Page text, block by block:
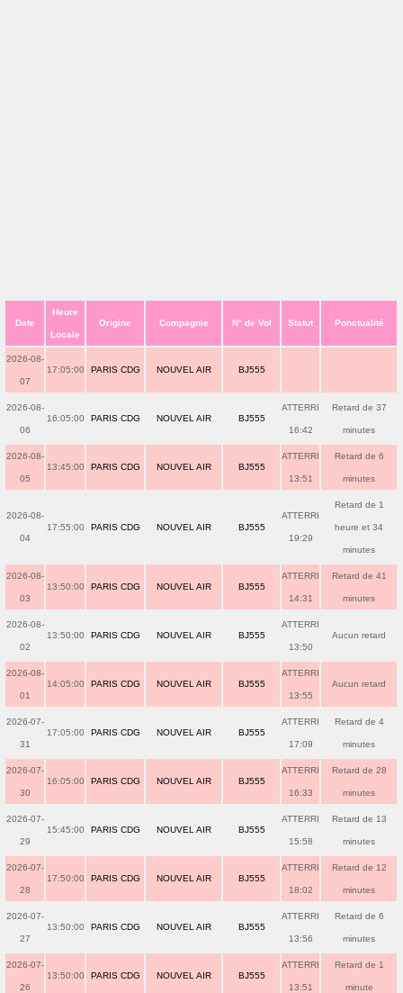
Date
Heure
Locale
Origine Compagnie N° de Vol Statut Ponctualité
2026-08-
07
17:05:00 PARIS CDG NOUVEL AIR BJ555
2026-08-
06
16:05:00 PARIS CDG NOUVEL AIR BJ555
ATTERRI
16:42
Retard de 37
minutes
2026-08-
05
13:45:00 PARIS CDG NOUVEL AIR BJ555
ATTERRI
13:51
Retard de 6
minutes
2026-08-
04
17:55:00 PARIS CDG NOUVEL AIR BJ555
ATTERRI
19:29
Retard de 1
heure et 34
minutes
2026-08-
03
13:50:00 PARIS CDG NOUVEL AIR BJ555
ATTERRI
14:31
Retard de 41
minutes
2026-08-
02
13:50:00 PARIS CDG NOUVEL AIR BJ555
ATTERRI
13:50
Aucun retard
2026-08-
01
14:05:00 PARIS CDG NOUVEL AIR BJ555
ATTERRI
13:55
Aucun retard
2026-07-
31
17:05:00 PARIS CDG NOUVEL AIR BJ555
ATTERRI
17:09
Retard de 4
minutes
2026-07-
30
16:05:00 PARIS CDG NOUVEL AIR BJ555
ATTERRI
16:33
Retard de 28
minutes
2026-07-
29
15:45:00 PARIS CDG NOUVEL AIR BJ555
ATTERRI
15:58
Retard de 13
minutes
2026-07-
28
17:50:00 PARIS CDG NOUVEL AIR BJ555
ATTERRI
18:02
Retard de 12
minutes
2026-07-
27
13:50:00 PARIS CDG NOUVEL AIR BJ555
ATTERRI
13:56
Retard de 6
minutes
2026-07-
26
13:50:00 PARIS CDG NOUVEL AIR BJ555
ATTERRI
13:51
Retard de 1
minute